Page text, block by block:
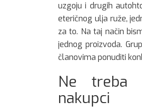
uzgoju i drugih
eteričnog ulja ruže,
za to. Na taj način
jednog proizvoda.
članovima ponuditi
Ne treba
nakupci